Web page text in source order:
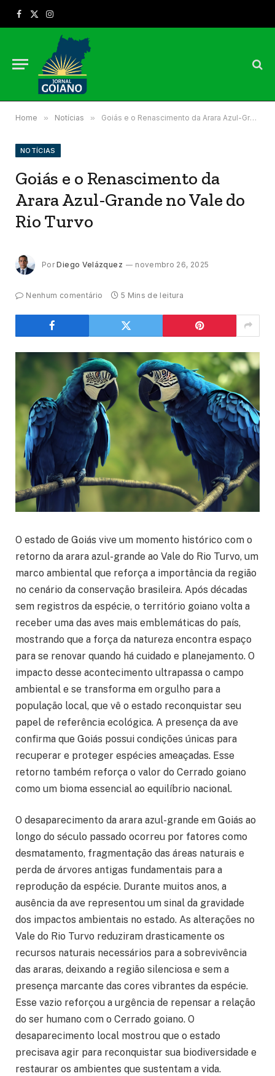
Facebook
X
Instagram
Home » Notícias » Goiás e o Renascimento da Arara Azul-Grande no Vale do Rio Turvo
NOTÍCIAS
Goiás e o Renascimento da
Arara Azul-Grande no Vale do
Rio Turvo
Por Diego Velázquez novembro 26, 2025
Nenhum comentário 5 Mins de leitura
O estado de Goiás vive um momento histórico com o
retorno da arara azul-grande ao Vale do Rio Turvo, um
marco ambiental que reforça a importância da região
no cenário da conservação brasileira. Após décadas
sem registros da espécie, o território goiano volta a
receber uma das aves mais emblemáticas do país,
mostrando que a força da natureza encontra espaço
para se renovar quando há cuidado e planejamento. O
impacto desse acontecimento ultrapassa o campo
ambiental e se transforma em orgulho para a
população local, que vê o estado reconquistar seu
papel de referência ecológica. A presença da ave
confirma que Goiás possui condições únicas para
recuperar e proteger espécies ameaçadas. Esse
retorno também reforça o valor do Cerrado goiano
como um bioma essencial ao equilíbrio nacional.
O desaparecimento da arara azul-grande em Goiás ao
longo do século passado ocorreu por fatores como
desmatamento, fragmentação das áreas naturais e
perda de árvores antigas fundamentais para a
reprodução da espécie. Durante muitos anos, a
ausência da ave representou um sinal da gravidade
dos impactos ambientais no estado. As alterações no
Vale do Rio Turvo reduziram drasticamente os
recursos naturais necessários para a sobrevivência
das araras, deixando a região silenciosa e sem a
presença marcante das cores vibrantes da espécie.
Esse vazio reforçou a urgência de repensar a relação
do ser humano com o Cerrado goiano. O
desaparecimento local mostrou que o estado
precisava agir para reconquistar sua biodiversidade e
restaurar os ambientes que sustentam a vida.